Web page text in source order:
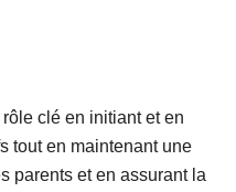
clé en initiant et en
tout en maintenant une
parents et en assurant la